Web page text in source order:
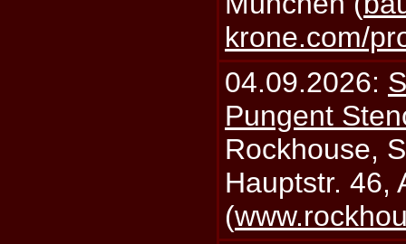
krone.com/
04.09.2026:
Pungent
Rockhouse,
Hauptstr. 46,
(